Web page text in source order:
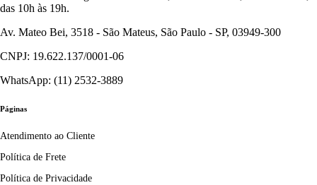
das 10h às 19h.
Av. Mateo Bei, 3518 - São Mateus, São Paulo - SP, 03949-300
CNPJ: 19.622.137/0001-06
WhatsApp: (11) 2532-3889
Páginas
Atendimento ao Cliente
Política de Frete
Política de Privacidade